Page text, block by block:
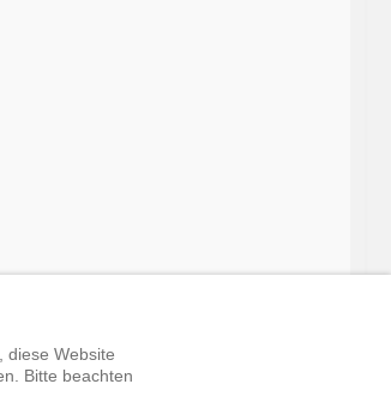
diese Website
Bitte beachten